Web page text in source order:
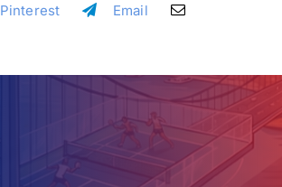
Pinterest
Email